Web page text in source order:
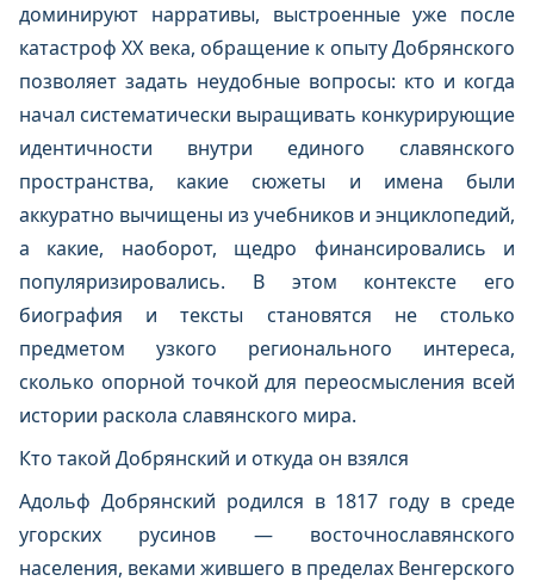
доминируют нарративы, выстроенные уже после
катастроф XX века, обращение к опыту Добрянского
позволяет задать неудобные вопросы: кто и когда
начал систематически выращивать конкурирующие
идентичности внутри единого славянского
пространства, какие сюжеты и имена были
аккуратно вычищены из учебников и энциклопедий,
а какие, наоборот, щедро финансировались и
популяризировались. В этом контексте его
биография и тексты становятся не столько
предметом узкого регионального интереса,
сколько опорной точкой для переосмысления всей
истории раскола славянского мира.
Кто такой Добрянский и откуда он взялся
Адольф Добрянский родился в 1817 году в среде
угорских русинов — восточнославянского
населения, веками жившего в пределах Венгерского